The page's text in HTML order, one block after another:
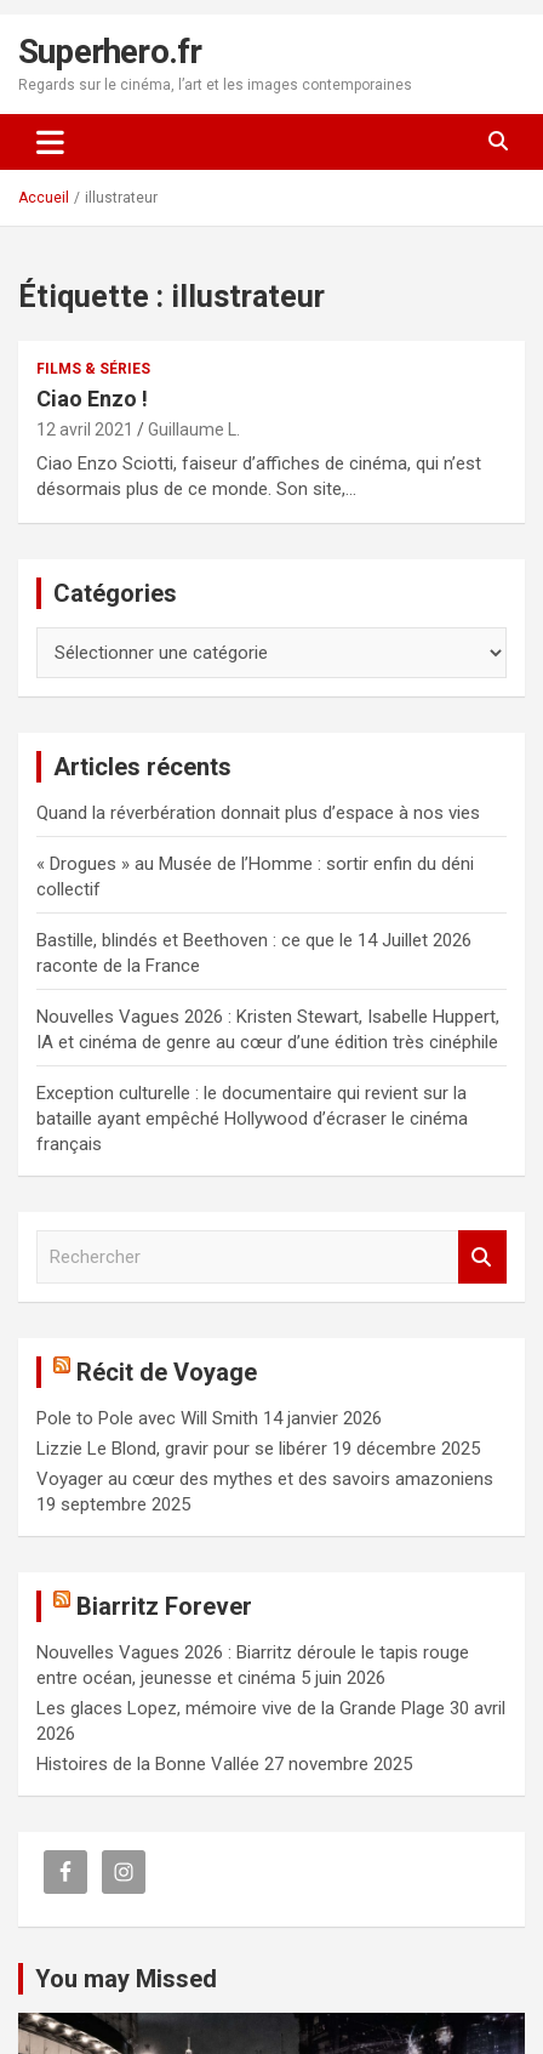
contenu
Superhero.fr
Regards sur le cinéma, l’art et les images contemporaines
Accueil illustrateur
Étiquette : illustrateur
FILMS & SÉRIES
Ciao Enzo !
12 avril 2021 Guillaume L.
Ciao Enzo Sciotti, faiseur d’affiches de cinéma, qui n’est
désormais plus de ce monde. Son site,…
Catégories
Articles récents
Quand la réverbération donnait plus d’espace à nos vies
« Drogues » au Musée de l’Homme : sortir enfin du déni
collectif
Bastille, blindés et Beethoven : ce que le 14 Juillet 2026
raconte de la France
Nouvelles Vagues 2026 : Kristen Stewart, Isabelle Huppert,
IA et cinéma de genre au cœur d’une édition très cinéphile
Exception culturelle : le documentaire qui revient sur la
bataille ayant empêché Hollywood d’écraser le cinéma
français
c
h
e
r
Récit de Voyage
Pole to Pole avec Will Smith 14 janvier 2026
Lizzie Le Blond, gravir pour se libérer 19 décembre 2025
Voyager au cœur des mythes et des savoirs amazoniens
19 septembre 2025
Biarritz Forever
Nouvelles Vagues 2026 : Biarritz déroule le tapis rouge
entre océan, jeunesse et cinéma 5 juin 2026
Les glaces Lopez, mémoire vive de la Grande Plage 30 avril
2026
Histoires de la Bonne Vallée 27 novembre 2025
You may Missed